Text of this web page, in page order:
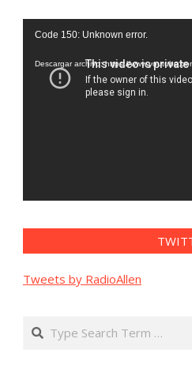
Reproductor
vídeo
Code 150: Unknown error.
Descargar archivo: https://
Tweets by RadioAllen
Search